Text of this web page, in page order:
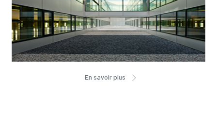
En savoir plus